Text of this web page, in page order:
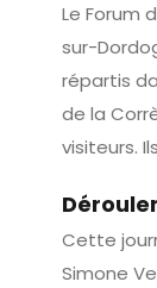
Le Forum
sur-
répartis
de la
visiteurs.
Cette
Simone